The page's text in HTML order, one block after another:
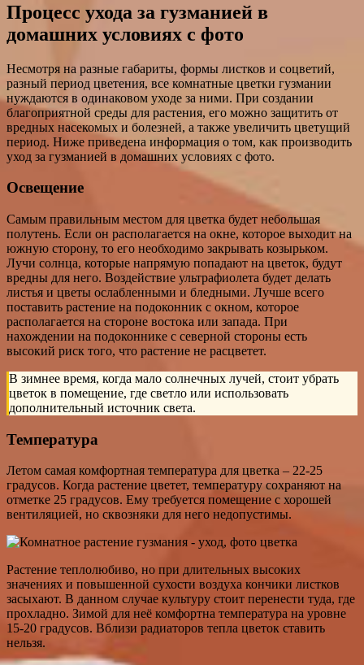
Процесс ухода за гузманией в
домашних условиях с фото
Несмотря на разные габариты, формы листков и соцветий,
разный период цветения, все комнатные цветки гузмании
нуждаются в одинаковом уходе за ними. При создании
благоприятной среды для растения, его можно защитить от
вредных насекомых и болезней, а также увеличить цветущий
период. Ниже приведена информация о том, как производить
уход за гузманией в домашних условиях с фото.
Освещение
Самым правильным местом для цветка будет небольшая
полутень. Если он располагается на окне, которое выходит на
южную сторону, то его необходимо закрывать козырьком.
Лучи солнца, которые напрямую попадают на цветок, будут
вредны для него. Воздействие ультрафиолета будет делать
листья и цветы ослабленными и бледными. Лучше всего
поставить растение на подоконник с окном, которое
располагается на стороне востока или запада. При
нахождении на подоконнике с северной стороны есть
высокий риск того, что растение не расцветет.
В зимнее время, когда мало солнечных лучей, стоит убрать
цветок в помещение, где светло или использовать
дополнительный источник света.
Температура
Летом самая комфортная температура для цветка – 22-25
градусов. Когда растение цветет, температуру сохраняют на
отметке 25 градусов. Ему требуется помещение с хорошей
вентиляцией, но сквозняки для него недопустимы.
Растение теплолюбиво, но при длительных высоких
значениях и повышенной сухости воздуха кончики листков
засыхают. В данном случае культуру стоит перенести туда, где
прохладно. Зимой для неё комфортна температура на уровне
15-20 градусов. Вблизи радиаторов тепла цветок ставить
нельзя.